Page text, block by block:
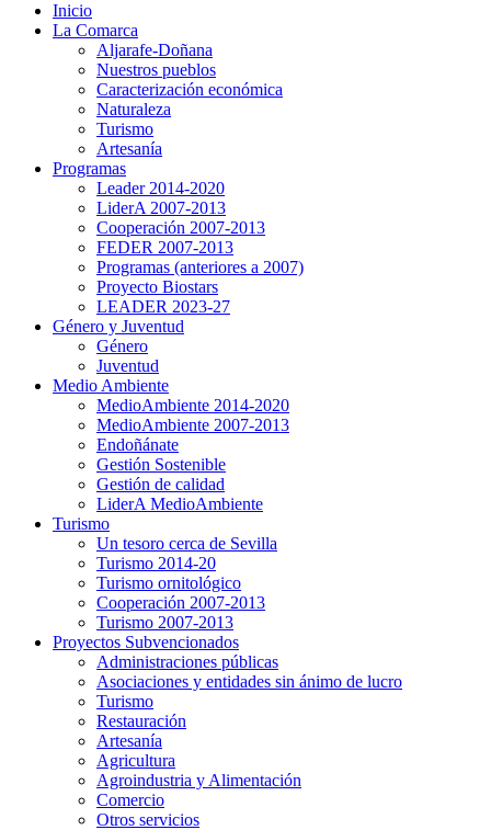
Inicio
La Comarca
Aljarafe-Doñana
Nuestros pueblos
Caracterización económica
Naturaleza
Turismo
Artesanía
Programas
Leader 2014-2020
LiderA 2007-2013
Cooperación 2007-2013
FEDER 2007-2013
Programas (anteriores a 2007)
Proyecto Biostars
LEADER 2023-27
Género y Juventud
Género
Juventud
Medio Ambiente
MedioAmbiente 2014-2020
MedioAmbiente 2007-2013
Endoñánate
Gestión Sostenible
Gestión de calidad
LiderA MedioAmbiente
Turismo
Un tesoro cerca de Sevilla
Turismo 2014-20
Turismo ornitológico
Cooperación 2007-2013
Turismo 2007-2013
Proyectos Subvencionados
Administraciones públicas
Asociaciones y entidades sin ánimo de lucro
Turismo
Restauración
Artesanía
Agricultura
Agroindustria y Alimentación
Comercio
Otros servicios